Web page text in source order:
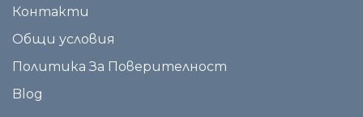
Контакти
Общи условия
Политика За Поверителност
Blog